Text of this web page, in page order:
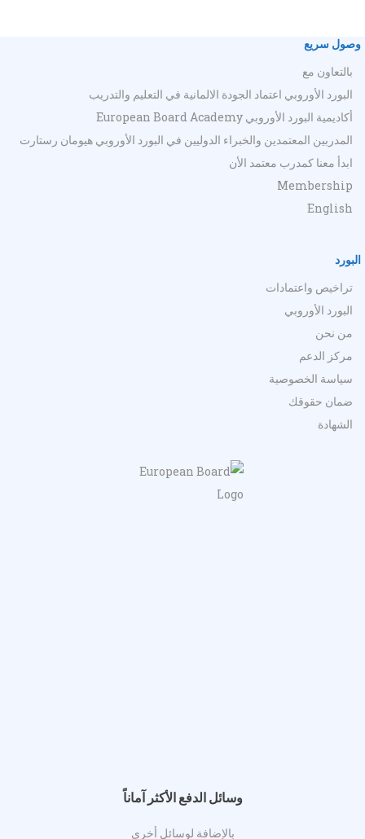
وصول سريع
بالتعاون مع
البورد الأوروبي اعتماد الجودة الالمانية في التعليم والتدريب
أكاديمية البورد الأوروبي European Board Academy
المدربين المعتمدين والخبراء الدوليين في البورد الأوروبي هيومان رستارت
ابدأ معنا كمدرب معتمد الأن
Membership
English
البورد
تراخيص واعتمادات
البورد الأوروبي
من نحن
مركز الدعم
سياسة الخصوصية
ضمان حقوقك
الشهادة
وسائل الدفع الأكثر آماناً
بالإضافة لوسائل أخرى